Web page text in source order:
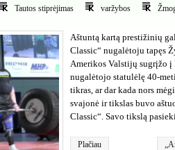
Tautos stiprėjimas varžybos
Aštuntą kartą prestižinių
Classic“ nugalėtoju tapęs
Amerikos Valstijų sugrįžo į
nugalėtojo statulėlę 40-
tikras, ar dar kada nors
svajonė ir tikslas buvo
Classic“. Savo tikslą
Plačiau